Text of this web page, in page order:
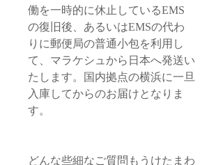
働を一時的に休止しているEMS
の復旧後、あるいはEMSの代わ
りに郵便局の普通小包を利用し
て、マラケシュから日本へ発送い
たします。国内拠点の横浜に一旦
入庫してからのお届けとなりま
す。
どんな些細なご質問もうけたまわ